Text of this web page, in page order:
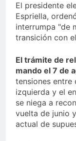
El presidente
Espriella,
interrumpa "de
transición con
El trámite de
mando el 7 de
tensiones entre
izquierda y el
se niega a
vuelta de junio
actual de